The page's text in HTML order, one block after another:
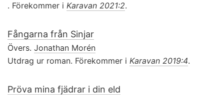
. Förekommer i Karavan 2021:2.
Fångarna från Sinjar
Övers. Jonathan Morén
Utdrag ur roman. Förekommer i Karavan 2019:4.
Pröva mina fjädrar i din eld